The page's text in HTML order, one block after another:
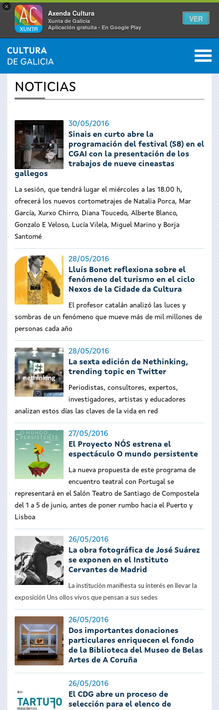
×
Axenda Cultura
Xunta de Galicia
Aplicación gratuíta - En Google Play
VER
Se
encuentra
usted
aquí
INICIO › ACTUALIDAD 0
NOTICIAS
30/05/2016
Sinais en curto abre la
programación del festival (S8) en el
CGAI con la presentación de los
trabajos de nueve cineastas
gallegos
La sesión, que tendrá lugar el miércoles a las 18.00 h,
ofrecerá los nuevos cortometrajes de Natalia Porca, Mar
García, Xurxo Chirro, Diana Toucedo, Alberte Blanco,
Gonzalo E Veloso, Lucía Vilela, Miguel Marino y Borja
Santomé
28/05/2016
Lluís Bonet reflexiona sobre el
fenómeno del turismo en el ciclo
Nexos de la Cidade da Cultura
El profesor catalán analizó las luces y
sombras de un fenómeno que mueve más de mil millones de
personas cada año
28/05/2016
La sexta edición de Nethinking,
trending topic en Twitter
Periodistas, consultores, expertos,
investigadores, artistas y educadores
analizan estos días las claves de la vida en red
27/05/2016
El Proyecto NÓS estrena el
espectáculo O mundo persistente
La nueva propuesta de este programa de
encuentro teatral con Portugal se
representará en el Salón Teatro de Santiago de Compostela
del 1 a 5 de junio, antes de poner rumbo hacia el Puerto y
Lisboa
26/05/2016
La obra fotográfica de José Suárez
se exponen en el Instituto
Cervantes de Madrid
La institución manifiesta su interés en llevar la
exposición Uns ollos vivos que pensan a sus sedes
26/05/2016
Dos importantes donaciones
particulares enriquecen el fondo
de la Biblioteca del Museo de Belas
Artes de A Coruña
26/05/2016
El CDG abre un proceso de
selección para el elenco de